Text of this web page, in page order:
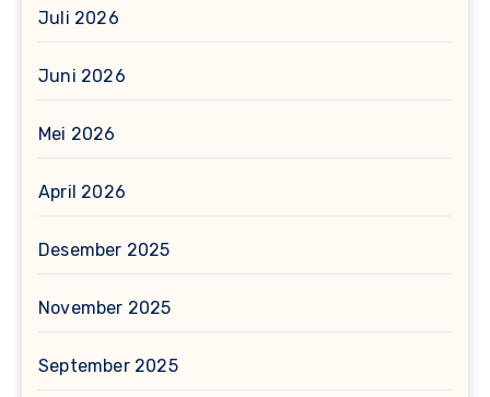
Juli 2026
Juni 2026
Mei 2026
April 2026
Desember 2025
November 2025
September 2025